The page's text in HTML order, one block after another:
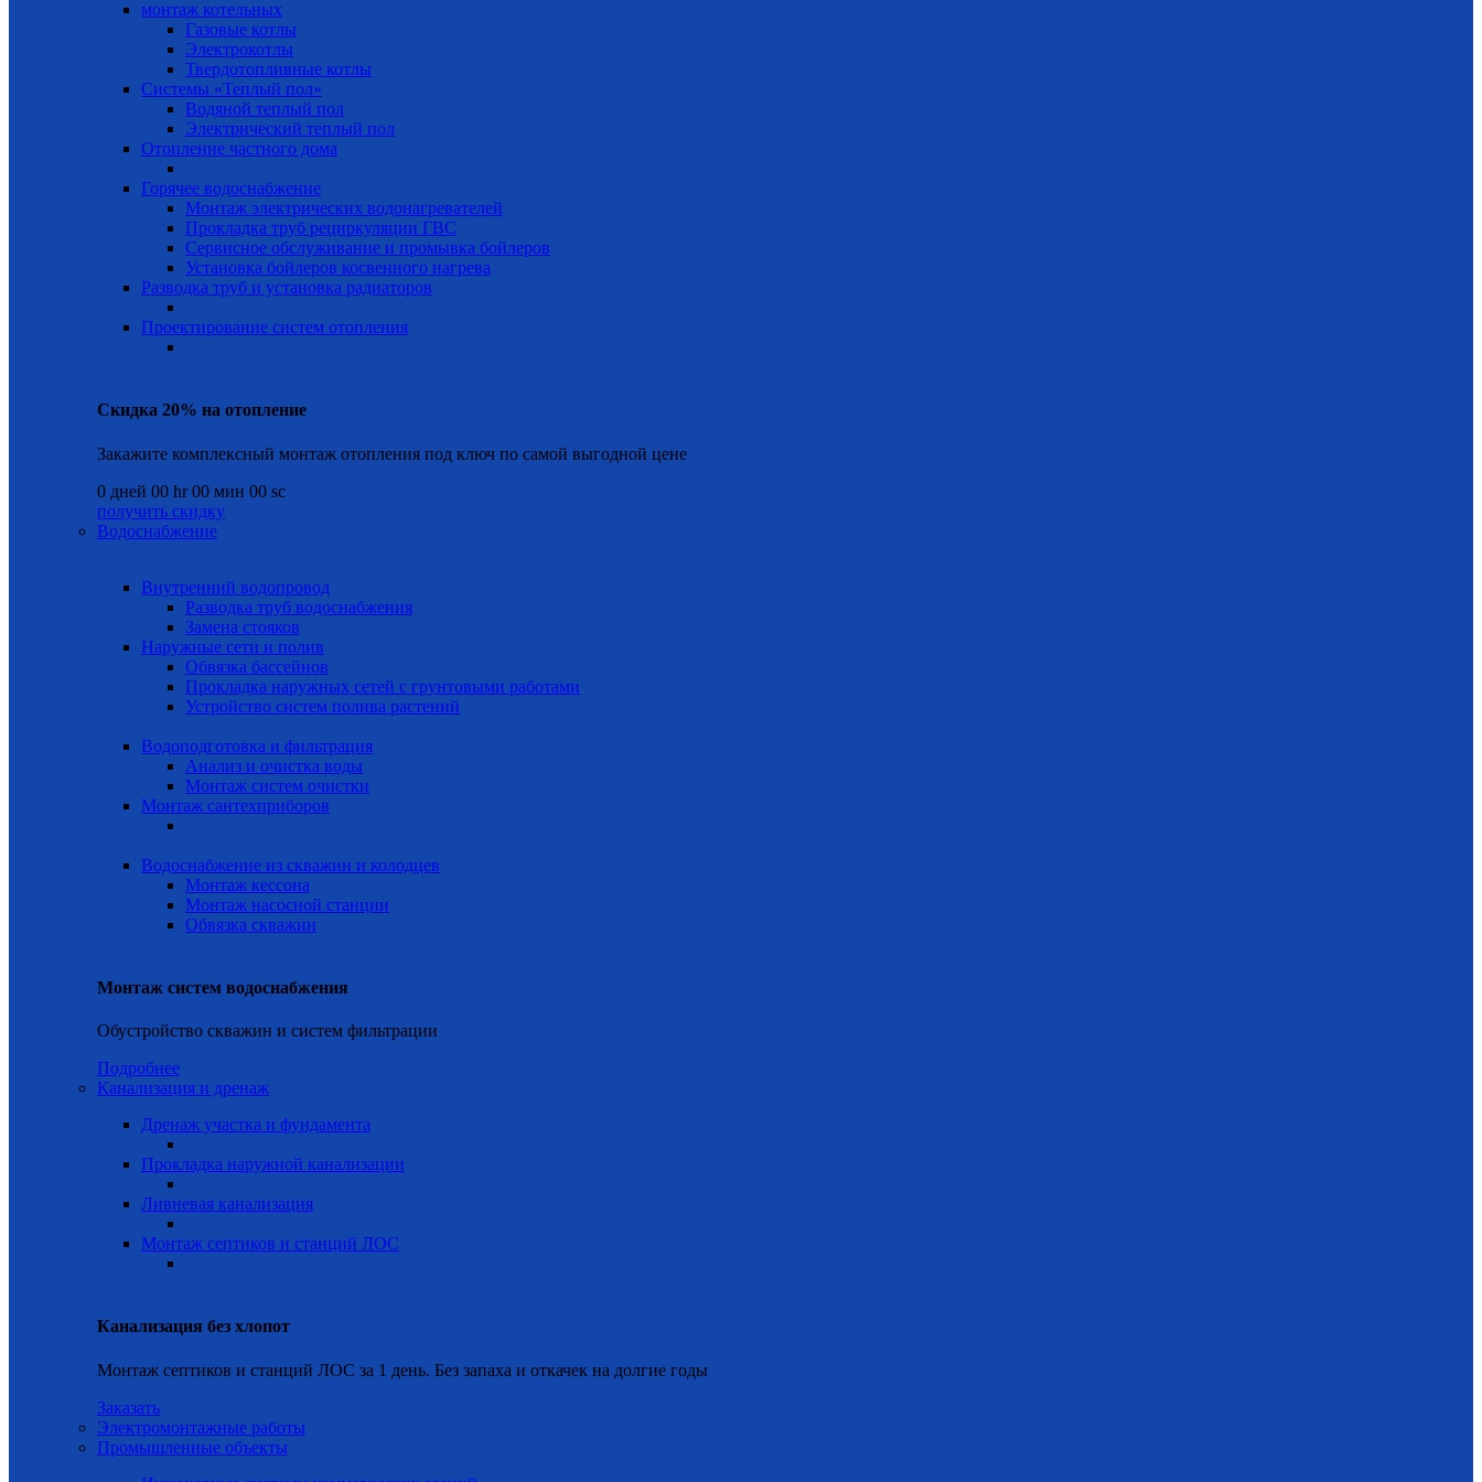
монтаж котельных
Газовые котлы
Электрокотлы
Твердотопливные котлы
Системы «Теплый пол»
Водяной теплый пол
Электрический теплый пол
Отопление частного дома
Горячее водоснабжение
Монтаж электрических водонагревателей
Прокладка труб рециркуляции ГВС
Сервисное обслуживание и промывка бойлеров
Установка бойлеров косвенного нагрева
Разводка труб и установка радиаторов
Проектирование систем отопления
Скидка 20% на отопление
Закажите комплексный монтаж отопления под ключ по самой выгодной цене
0 дней 00 hr00 мин 00 sc
получить скидку
Водоснабжение
Внутренний водопровод
Разводка труб водоснабжения
Замена стояков
Наружные сети и полив
Обвязка бассейнов
Прокладка наружных сетей с грунтовыми работами
Устройство систем полива растений
Водоподготовка и фильтрация
Анализ и очистка воды
Монтаж систем очистки
Монтаж сантехприборов
Водоснабжение из скважин и колодцев
Монтаж кессона
Монтаж насосной станции
Обвязка скважин
Монтаж систем водоснабжения
Обустройство скважин и систем фильтрации
Подробнее
Канализация и дренаж
Дренаж участка и фундамента
Прокладка наружной канализации
Ливневая канализация
Монтаж септиков и станций ЛОС
Канализация без хлопот
Монтаж септиков и станций ЛОС за 1 день. Без запаха и откачек на долгие годы
Заказать
Электромонтажные работы
Промышленные объекты